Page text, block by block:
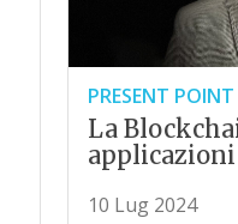
PRESENT
La
10 Lug 2024